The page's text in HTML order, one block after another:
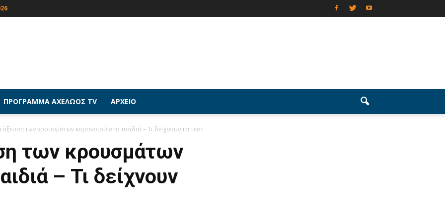
ΠΡΟΓΡΑΜΜΑ ΑΧΕΛΩΟΣ TV ΑΡΧΕΙΟ
των κρουσμάτων κορονοϊού στα παιδιά – Τι δείχνουν τα τεστ
των κρουσμάτων
– Τι δείχνουν